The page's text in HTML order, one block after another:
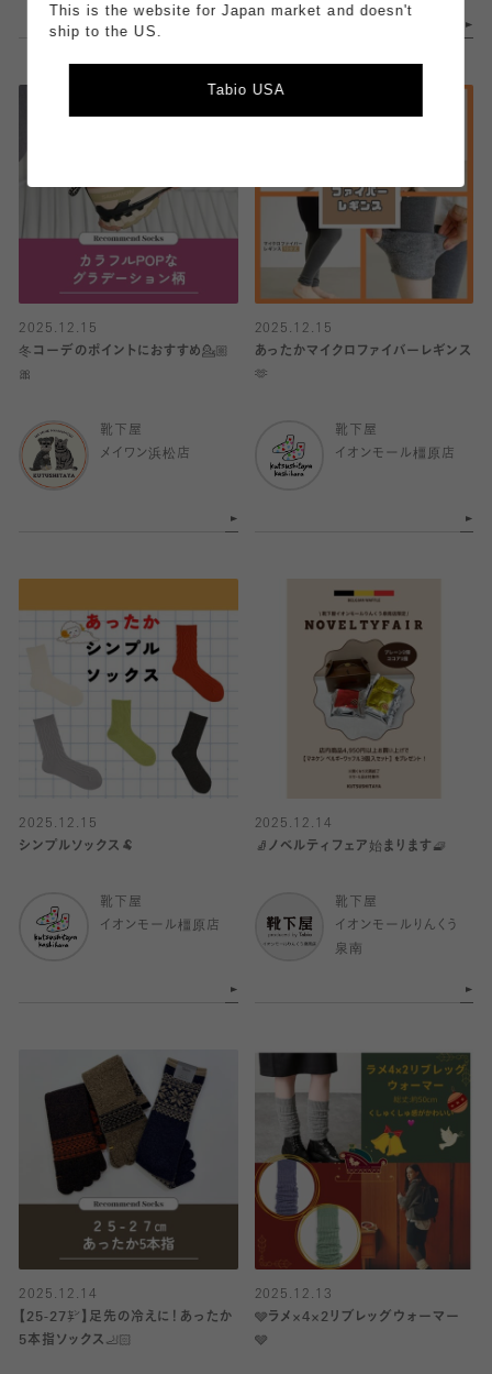
2025.12.15
冬コーデのポイントにおすすめ💁🏼
🎀
靴下屋
メイワン浜松店
2025.12.15
あったかマイクロファイバーレギンス
🫶
靴下屋
イオンモール橿原店
2025.12.15
シンプルソックス🐏
靴下屋
イオンモール橿原店
2025.12.14
🧦ノベルティフェア始まります🧇
靴下屋
イオンモールりんくう
泉南
2025.12.14
【25-27㌢】足先の冷えに！あったか
5本指ソックス🦶🏻
2025.12.13
🩶ラメ×4×2リブレッグウォーマー
🩶
This is the website for Japan market and doesn't
ship to the US.
Tabio USA